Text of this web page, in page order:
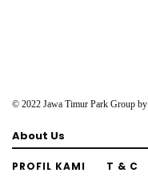
© 2022 Jawa Timur Park Group by
About Us
PROFIL KAMI T & C